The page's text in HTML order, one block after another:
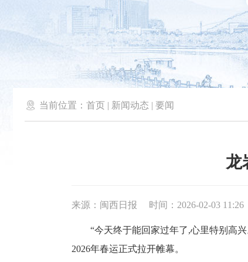
 当前位置： 首页 | 新闻动态 | 要闻
龙
来源：闽西日报 时间：2026-02-03 11:26
“今天终于能回家过年了,心里特别高兴
2026年春运正式拉开帷幕。